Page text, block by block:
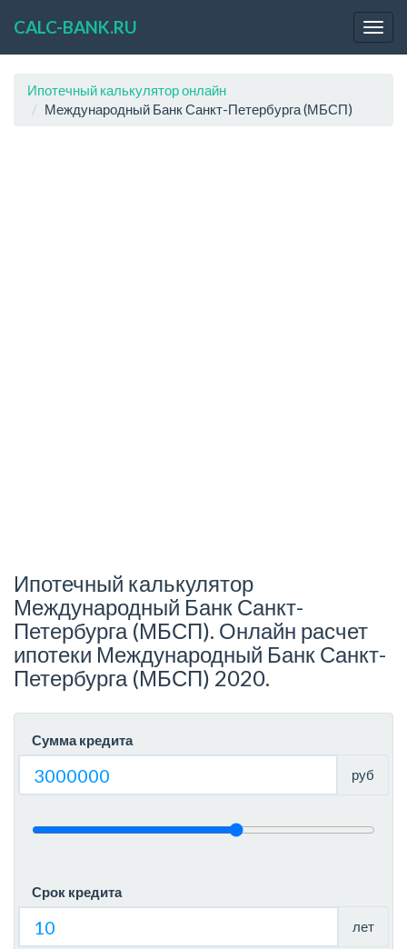
CALC-BANK.RU
Ипотечный калькулятор онлайн
Международный Банк Санкт-Петербурга (МБСП)
Ипотечный калькулятор
Международный Банк Санкт-
Петербурга (МБСП). Онлайн расчет
ипотеки Международный Банк Санкт-
Петербурга (МБСП) 2020.
Сумма кредита
руб
Срок кредита
лет